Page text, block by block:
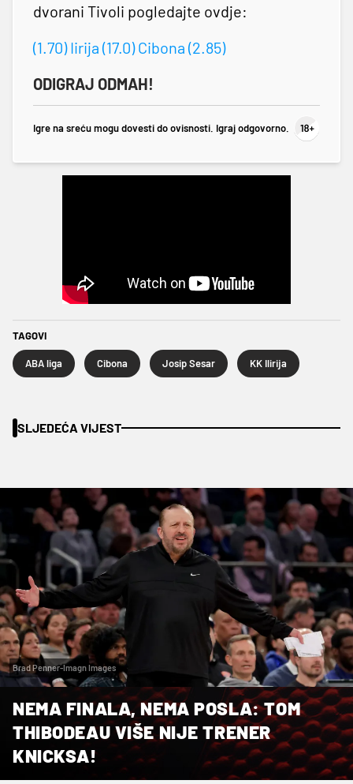
dvorani Tivoli pogledajte ovdje:
(1.70) Iirija (17.0) Cibona (2.85)
ODIGRAJ ODMAH!
Igre na sreću mogu dovesti do ovisnosti. Igraj odgovorno.
TAGOVI
ABA liga Cibona Josip Sesar KK Ilirija
SLJEDEĆA VIJEST
Brad Penner-Imagn Images
NEMA FINALA, NEMA POSLA: TOM
THIBODEAU VIŠE NIJE TRENER
KNICKSA!